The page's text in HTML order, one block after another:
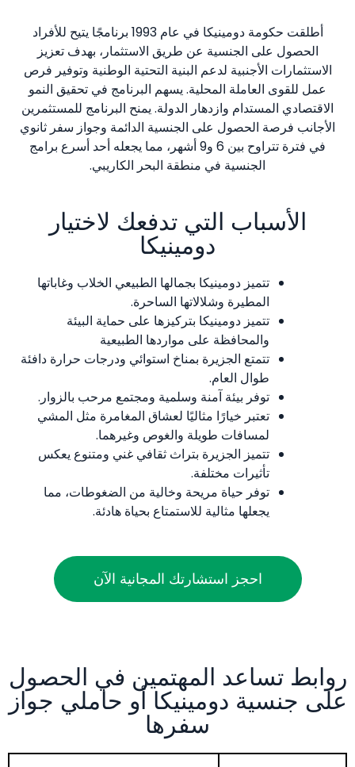
أطلقت حكومة دومينيكا في عام 1993 برنامجًا يتيح للأفراد
الحصول على الجنسية عن طريق الاستثمار، بهدف تعزيز
الاستثمارات الأجنبية لدعم البنية التحتية الوطنية وتوفير فرص
عمل للقوى العاملة المحلية. يسهم البرنامج في تحقيق النمو
الاقتصادي المستدام وازدهار الدولة. يمنح البرنامج للمستثمرين
الأجانب فرصة الحصول على الجنسية الدائمة وجواز سفر ثانوي
في فترة تتراوح بين 6 و9 أشهر، مما يجعله أحد أسرع برامج
الجنسية في منطقة البحر الكاريبي.
الأسباب التي تدفعك لاختيار
دومينيكا
تتميز دومينيكا بجمالها الطبيعي الخلاب وغاباتها
المطيرة وشلالاتها الساحرة.
تتميز دومينيكا بتركيزها على حماية البيئة
والمحافظة على مواردها الطبيعية
تتمتع الجزيرة بمناخ استوائي ودرجات حرارة دافئة
طوال العام.
توفر بيئة آمنة وسلمية ومجتمع مرحب بالزوار.
تعتبر خيارًا مثاليًا لعشاق المغامرة مثل المشي
لمسافات طويلة والغوص وغيرهما.
تتميز الجزيرة بتراث ثقافي غني ومتنوع يعكس
تأثيرات مختلفة.
توفر حياة مريحة وخالية من الضغوطات، مما
يجعلها مثالية للاستمتاع بحياة هادئة.
احجز استشارتك المجانية الآن
روابط تساعد المهتمين في الحصول
على جنسية دومينيكا أو حاملي جواز
سفرها